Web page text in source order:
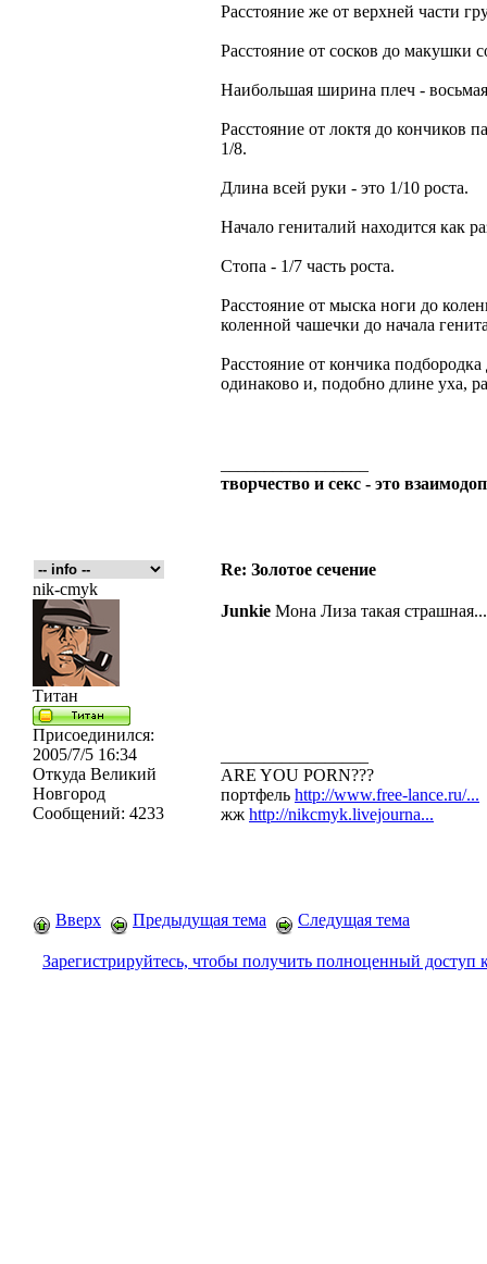
Расстояние же от верхней части
Расстояние от сосков до макушки
Наибольшая ширина плеч - восьмая
Расстояние от локтя до кончиков
1/8.
Длина всей руки - это 1/10 роста.
Начало гениталий находится как
Стопа - 1/7 часть роста.
Расстояние от мыска ноги до
коленной чашечки до начала
Расстояние от кончика
одинаково и, подобно длине уха,
творчество и секс - это
Re: Золотое сечение
nik-cmyk
Титан
Присоединился:
2005/7/5 16:34
Откуда Великий
Новгород
Сообщений: 4233
Junkie Мона Лиза такая
ARE YOU PORN???
портфель http://www.free-lance.ru/...
жж http://nikcmyk.livejourna...
Вверх Предыдущая тема Следущая тема
Зарегистрируйтесь, чтобы получить полноценный доступ